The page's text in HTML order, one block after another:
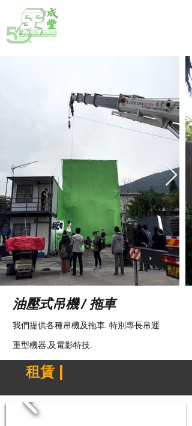
油壓式吊機 / 拖車
我們提供各種吊機及拖車. 特別專長吊運
重型機器,及電影特技.
租賃 |